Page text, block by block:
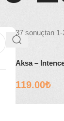
37 sonuçtan
Aksa –
119.00₺